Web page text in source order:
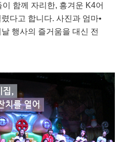
함께 자리한, 흥겨운 K4어
다고 합니다. 사진과 엄마•
행사의 즐거움을 대신 전